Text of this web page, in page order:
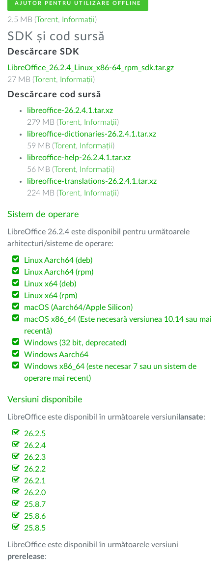
AJUTOR PENTRU UTILIZARE OFFLINE
2.5 MB (Torent, Informații)
SDK și cod sursă
Descărcare SDK
LibreOffice_26.2.4_Linux_x86-64_rpm_sdk.tar.gz
27 MB (Torent, Informații)
Descărcare cod sursă
libreoffice-26.2.4.1.tar.xz
279 MB (Torent, Informații)
libreoffice-dictionaries-26.2.4.1.tar.xz
59 MB (Torent, Informații)
libreoffice-help-26.2.4.1.tar.xz
56 MB (Torent, Informații)
libreoffice-translations-26.2.4.1.tar.xz
224 MB (Torent, Informații)
Sistem de operare
LibreOffice 26.2.4 este disponibil pentru următoarele
arhitecturi/sisteme de operare:
Linux Aarch64 (deb)
Linux Aarch64 (rpm)
Linux x64 (deb)
Linux x64 (rpm)
macOS (Aarch64/Apple Silicon)
macOS x86_64 (Este necesară versiunea 10.14 sau mai
recentă)
Windows (32 bit, deprecated)
Windows Aarch64
Windows x86_64 (este necesar 7 sau un sistem de
operare mai recent)
Versiuni disponibile
LibreOffice este disponibil în următoarele versiuni lansate:
26.2.5
26.2.4
26.2.3
26.2.2
26.2.1
26.2.0
25.8.7
25.8.6
25.8.5
LibreOffice este disponibil în următoarele versiuni
prerelease: